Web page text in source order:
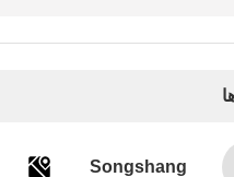
Songshang